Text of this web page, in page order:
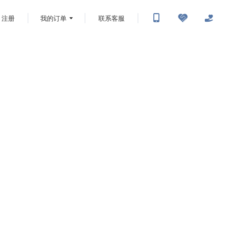
注册 我的订单 联系客服